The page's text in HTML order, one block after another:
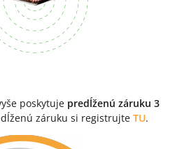
poskytuje predĺženú záruku 3
záruku si registrujte TU.